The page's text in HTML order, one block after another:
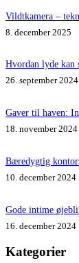
Vildtkamera –
8. december 2025
Hvordan lyde kan
26. september 2024
Gaver til haven:
18. november 2024
Bæredygtig
10. december 2024
Gode intime
16. december 2024
Kategorier